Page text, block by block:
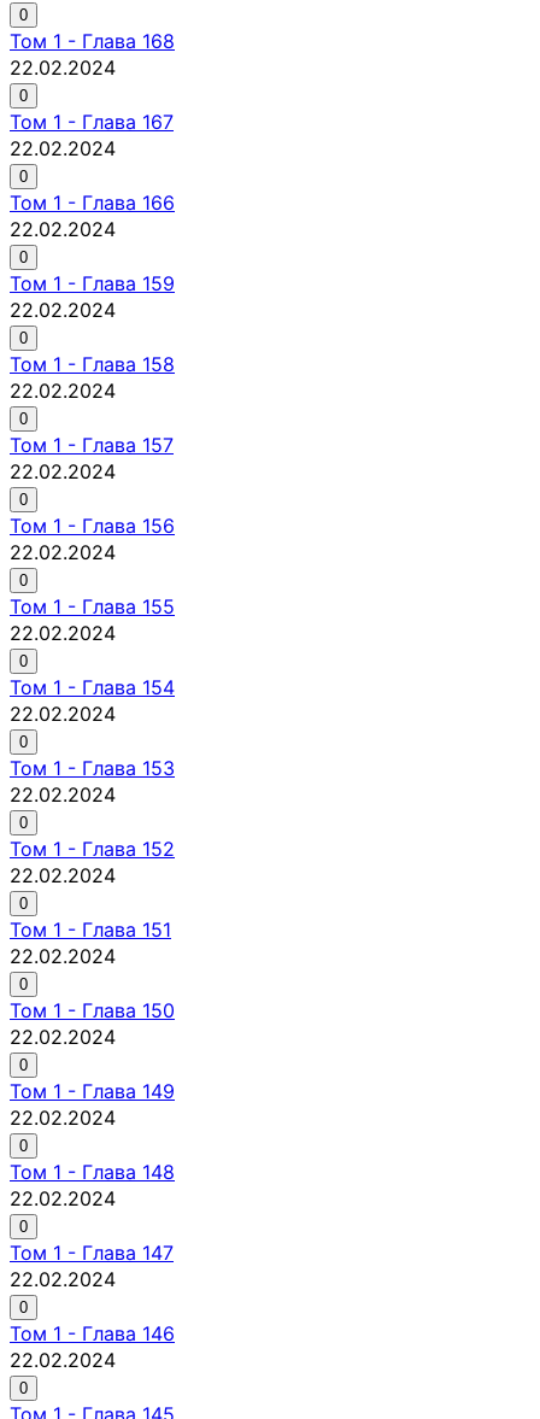
0
Том 1 - Глава 168
22.02.2024
0
Том 1 - Глава 167
22.02.2024
0
Том 1 - Глава 166
22.02.2024
0
Том 1 - Глава 159
22.02.2024
0
Том 1 - Глава 158
22.02.2024
0
Том 1 - Глава 157
22.02.2024
0
Том 1 - Глава 156
22.02.2024
0
Том 1 - Глава 155
22.02.2024
0
Том 1 - Глава 154
22.02.2024
0
Том 1 - Глава 153
22.02.2024
0
Том 1 - Глава 152
22.02.2024
0
Том 1 - Глава 151
22.02.2024
0
Том 1 - Глава 150
22.02.2024
0
Том 1 - Глава 149
22.02.2024
0
Том 1 - Глава 148
22.02.2024
0
Том 1 - Глава 147
22.02.2024
0
Том 1 - Глава 146
22.02.2024
0
Том 1 - Глава 145